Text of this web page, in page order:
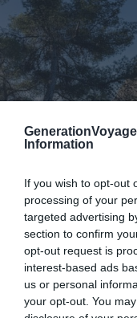
Information
If you wish to opt-out
processing of your
targeted advertising
section to confirm
opt-out request is
interest-based ads
us or personal
your opt-out. You
Durée :demi-
Difficulté :